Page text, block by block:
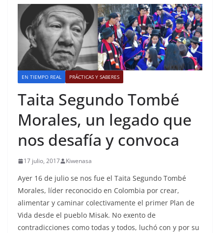
EN TIEMPO REAL PRÁCTICAS Y SABERES
Taita Segundo Tombé
Morales, un legado que
nos desafía y convoca
17 julio, 2017 Kiwenasa
Ayer 16 de julio se nos fue el Taita Segundo Tombé
Morales, líder reconocido en Colombia por crear,
alimentar y caminar colectivamente el primer Plan de
Vida desde el pueblo Misak. No exento de
contradicciones como todas y todos, luchó con y por su